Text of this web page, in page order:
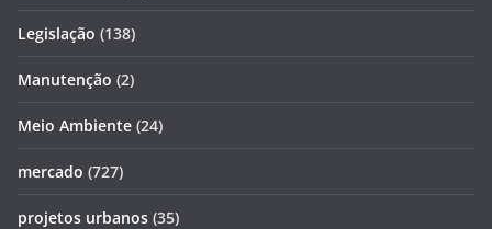
Legislação (138)
Manutenção (2)
Meio Ambiente (24)
mercado (727)
projetos urbanos (35)